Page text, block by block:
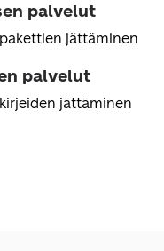
palvelut
jättäminen
palvelut
jättäminen